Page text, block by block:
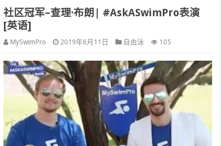
社区冠军–查理·布朗| #AskASwimPro表演
[英语]
MySwimPro 2019年6月11日 自由泳 105